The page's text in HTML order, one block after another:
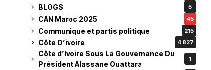
BLOGS 5
CAN Maroc 2025 45
Communique et partis politique 215
Côte D’ivoire 4 827
Côte d’Ivoire Sous La Gouvernance Du
Président Alassane Ouattara
1